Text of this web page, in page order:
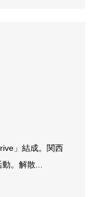
」結成。関西
。解散...